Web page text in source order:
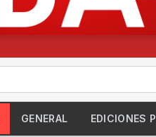
GENERAL EDICIONES